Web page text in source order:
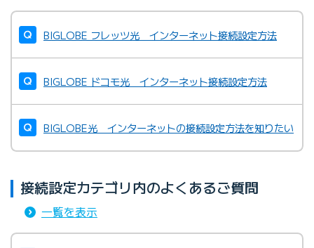
BIGLOBE フレッツ光 インターネット接続設定方法
BIGLOBE ドコモ光 インターネット接続設定方法
BIGLOBE光 インターネットの接続設定方法を知りたい
接続設定カテゴリ内のよくあるご質問
一覧を表示